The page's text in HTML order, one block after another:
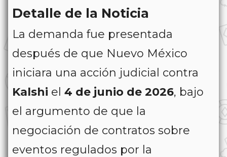
Detalle de la Noticia
La demanda fue presentada
después de que Nuevo México
iniciara una acción judicial contra
Kalshi el 4 de junio de 2026, bajo
el argumento de que la
negociación de contratos sobre
eventos regulados por la